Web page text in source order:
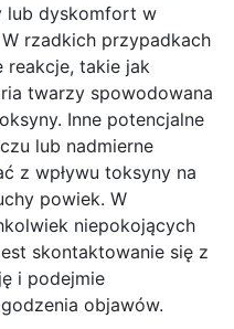
lub dyskomfort w
rzadkich przypadkach
reakcje, takie jak
twarzy spowodowana
Inne potencjalne
lub nadmierne
z wpływu toksyny na
powiek. W
niepokojących
skontaktowanie się z
i podejmie
objawów.